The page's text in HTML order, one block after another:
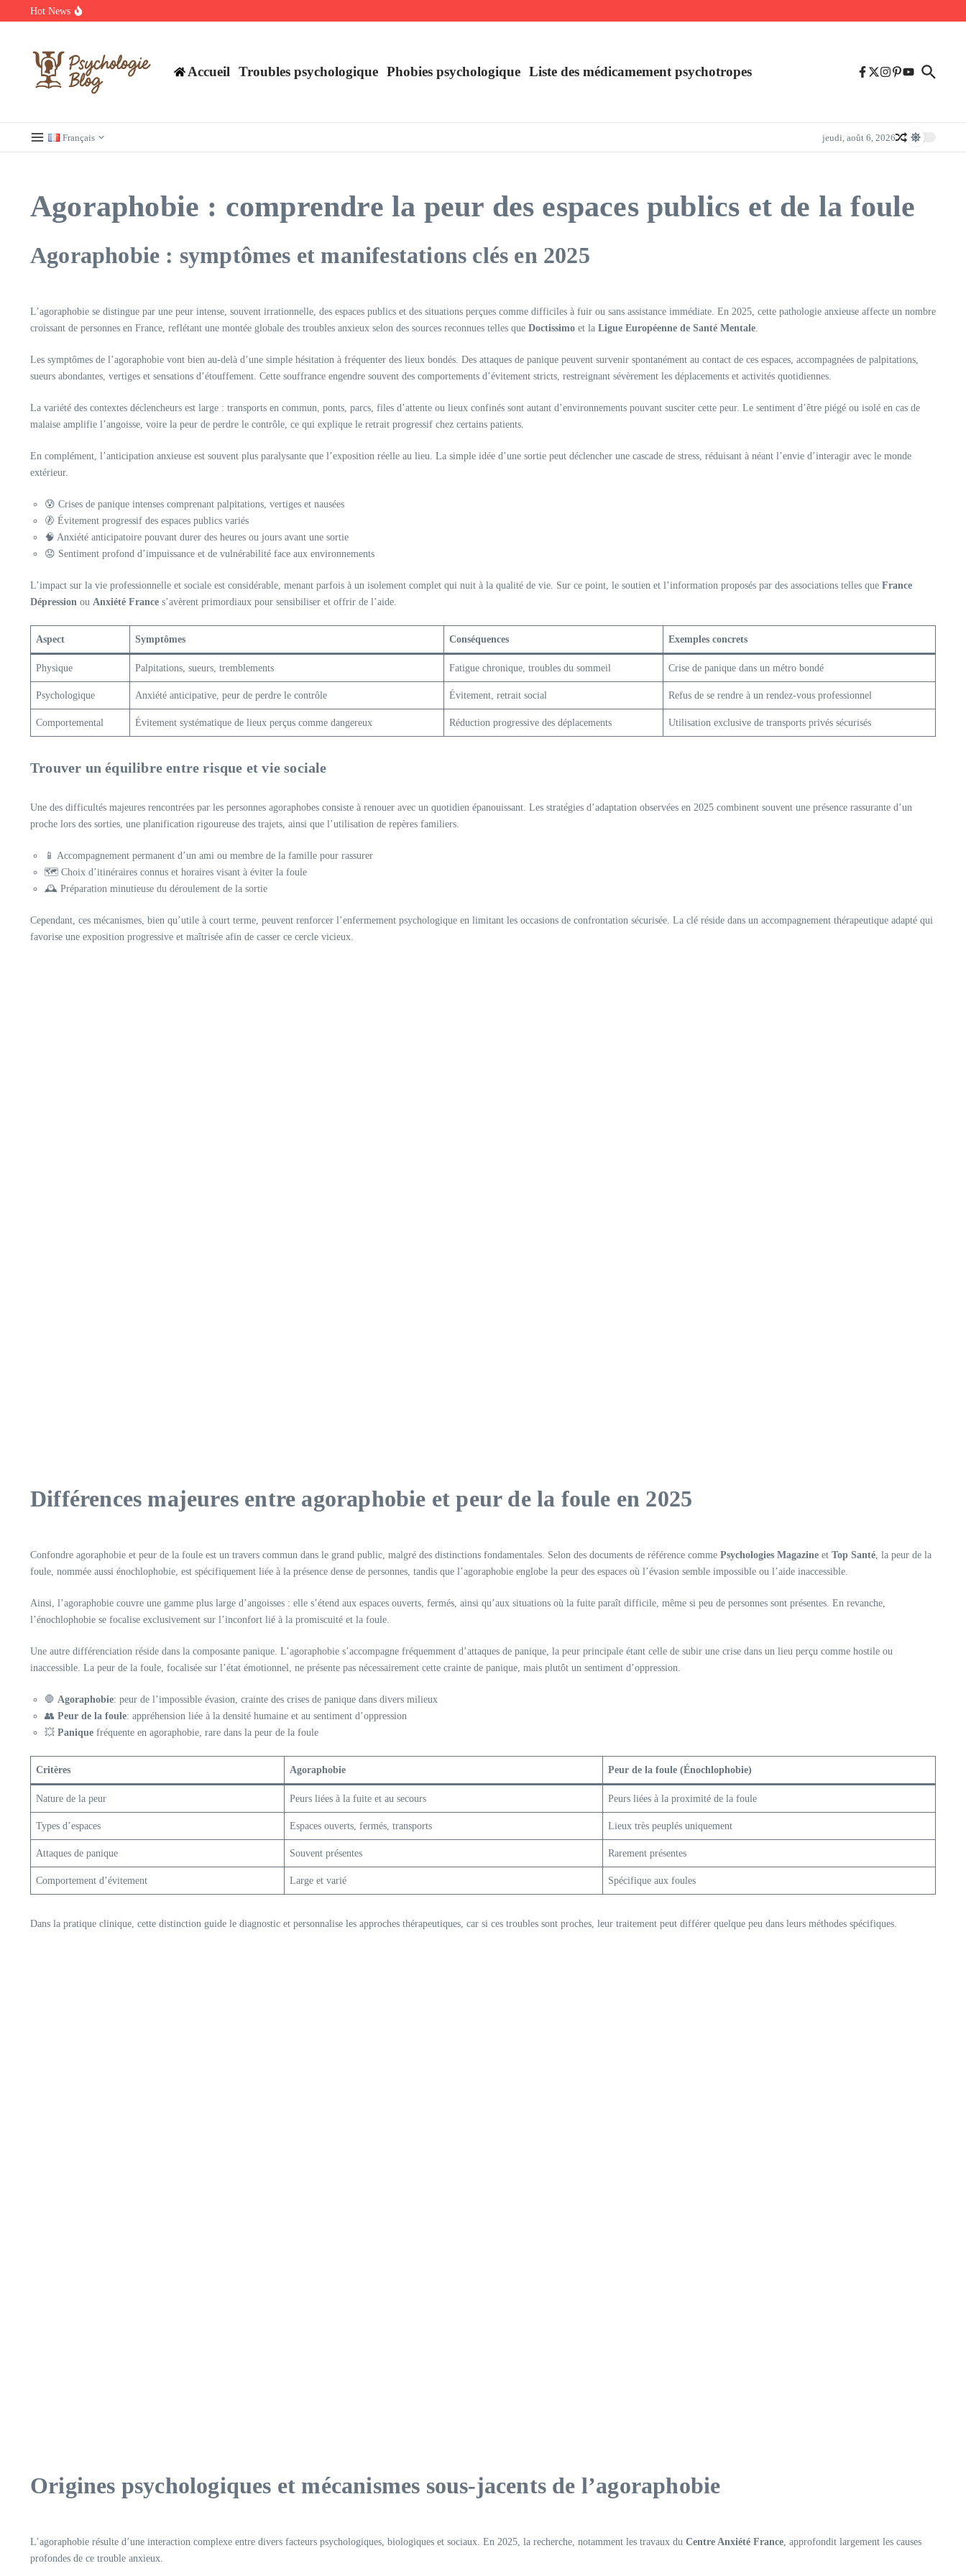
Aller au contenu
Hot News
Regardez Films et Séries en Streaming sur Wiflix
Accueil Troubles psychologique Phobies psychologique Liste des médicamement psychotropes
Français jeudi, août 6, 2026
Agoraphobie : comprendre la peur des espaces publics et de la foule
Agoraphobie : symptômes et manifestations clés en 2025
L’agoraphobie se distingue par une peur intense, souvent irrationnelle, des espaces publics et des situations perçues comme difficiles à fuir ou sans assistance immédiate. En 2025, cette pathologie anxieuse affecte un nombre
croissant de personnes en France, reflétant une montée globale des troubles anxieux selon des sources reconnues telles que Doctissimo et la Ligue Européenne de Santé Mentale.
Les symptômes de l’agoraphobie vont bien au-delà d’une simple hésitation à fréquenter des lieux bondés. Des attaques de panique peuvent survenir spontanément au contact de ces espaces, accompagnées de palpitations,
sueurs abondantes, vertiges et sensations d’étouffement. Cette souffrance engendre souvent des comportements d’évitement stricts, restreignant sévèrement les déplacements et activités quotidiennes.
La variété des contextes déclencheurs est large : transports en commun, ponts, parcs, files d’attente ou lieux confinés sont autant d’environnements pouvant susciter cette peur. Le sentiment d’être piégé ou isolé en cas de
malaise amplifie l’angoisse, voire la peur de perdre le contrôle, ce qui explique le retrait progressif chez certains patients.
En complément, l’anticipation anxieuse est souvent plus paralysante que l’exposition réelle au lieu. La simple idée d’une sortie peut déclencher une cascade de stress, réduisant à néant l’envie d’interagir avec le monde
extérieur.
😰 Crises de panique intenses comprenant palpitations, vertiges et nausées
🚷 Évitement progressif des espaces publics variés
🧠 Anxiété anticipatoire pouvant durer des heures ou jours avant une sortie
😟 Sentiment profond d’impuissance et de vulnérabilité face aux environnements
L’impact sur la vie professionnelle et sociale est considérable, menant parfois à un isolement complet qui nuit à la qualité de vie. Sur ce point, le soutien et l’information proposés par des associations telles que France
Dépression ou Anxiété France s’avèrent primordiaux pour sensibiliser et offrir de l’aide.
Aspect Symptômes Conséquences Exemples concrets
Physique Palpitations, sueurs, tremblements Fatigue chronique, troubles du sommeil Crise de panique dans un métro bondé
Psychologique Anxiété anticipative, peur de perdre le contrôle Évitement, retrait social Refus de se rendre à un rendez-vous professionnel
Comportemental Évitement systématique de lieux perçus comme dangereux Réduction progressive des déplacements Utilisation exclusive de transports privés sécurisés
Trouver un équilibre entre risque et vie sociale
Une des difficultés majeures rencontrées par les personnes agoraphobes consiste à renouer avec un quotidien épanouissant. Les stratégies d’adaptation observées en 2025 combinent souvent une présence rassurante d’un
proche lors des sorties, une planification rigoureuse des trajets, ainsi que l’utilisation de repères familiers.
📱 Accompagnement permanent d’un ami ou membre de la famille pour rassurer
🗺️ Choix d’itinéraires connus et horaires visant à éviter la foule
🕰️ Préparation minutieuse du déroulement de la sortie
Cependant, ces mécanismes, bien qu’utile à court terme, peuvent renforcer l’enfermement psychologique en limitant les occasions de confrontation sécurisée. La clé réside dans un accompagnement thérapeutique adapté qui
favorise une exposition progressive et maîtrisée afin de casser ce cercle vicieux.
Différences majeures entre agoraphobie et peur de la foule en 2025
Confondre agoraphobie et peur de la foule est un travers commun dans le grand public, malgré des distinctions fondamentales. Selon des documents de référence comme Psychologies Magazine et Top Santé , la peur de la
foule, nommée aussi énochlophobie, est spécifiquement liée à la présence dense de personnes, tandis que l’agoraphobie englobe la peur des espaces où l’évasion semble impossible ou l’aide inaccessible.
Ainsi, l’agoraphobie couvre une gamme plus large d’angoisses : elle s’étend aux espaces ouverts, fermés, ainsi qu’aux situations où la fuite paraît difficile, même si peu de personnes sont présentes. En revanche,
l’énochlophobie se focalise exclusivement sur l’inconfort lié à la promiscuité et la foule.
Une autre différenciation réside dans la composante panique. L’agoraphobie s’accompagne fréquemment d’attaques de panique, la peur principale étant celle de subir une crise dans un lieu perçu comme hostile ou
inaccessible. La peur de la foule, focalisée sur l’état émotionnel, ne présente pas nécessairement cette crainte de panique, mais plutôt un sentiment d’oppression.
🛑 Agoraphobie: peur de l’impossible évasion, crainte des crises de panique dans divers milieux
👥 Peur de la foule: appréhension liée à la densité humaine et au sentiment d’oppression
💥 Panique fréquente en agoraphobie, rare dans la peur de la foule
Critères Agoraphobie Peur de la foule (Énochlophobie)
Nature de la peur Peurs liées à la fuite et au secours Peurs liées à la proximité de la foule
Types d’espaces Espaces ouverts, fermés, transports Lieux très peuplés uniquement
Attaques de panique Souvent présentes Rarement présentes
Comportement d’évitement Large et varié Spécifique aux foules
Dans la pratique clinique, cette distinction guide le diagnostic et personnalise les approches thérapeutiques, car si ces troubles sont proches, leur traitement peut différer quelque peu dans leurs méthodes spécifiques.
Origines psychologiques et mécanismes sous-jacents de l’agoraphobie
L’agoraphobie résulte d’une interaction complexe entre divers facteurs psychologiques, biologiques et sociaux. En 2025, la recherche, notamment les travaux du Centre Anxiété France , approfondit largement les causes
profondes de ce trouble anxieux.